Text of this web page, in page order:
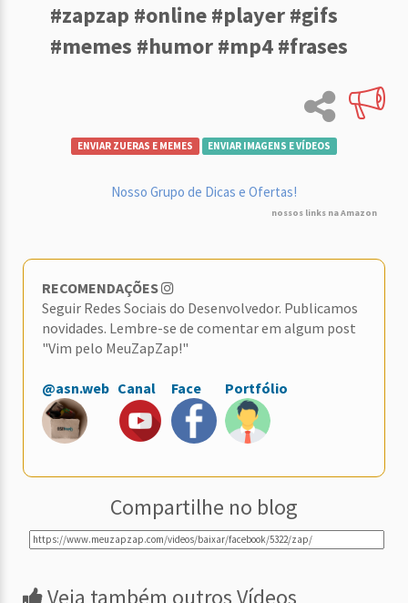
#zapzap #online #player #gifs
#memes #humor #mp4 #frases
ENVIAR ZUERAS E MEMES ENVIAR IMAGENS E VÍDEOS
Nosso Grupo de Dicas e Ofertas!
nossos links na Amazon
RECOMENDAÇÕES
Seguir Redes Sociais do Desenvolvedor. Publicamos
novidades. Lembre-se de comentar em algum post
"Vim pelo MeuZapZap!"
@asn.web Canal Face Portfólio
Compartilhe no blog
Veja também outros Vídeos